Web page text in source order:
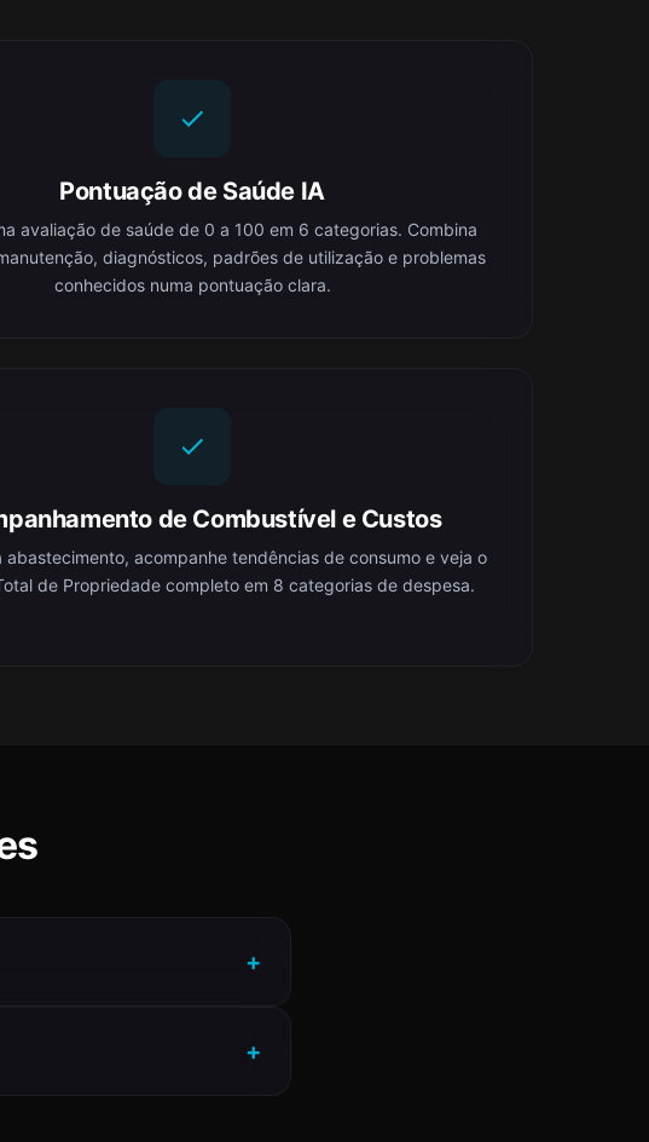
Pontuação de Saúde IA
avaliação de saúde de 0 a 100 em 6 categorias. Combina
diagnósticos, padrões de utilização e problemas
conhecidos numa pontuação clara.
de Combustível e Custos
abastecimento, acompanhe tendências de consumo e veja o
de Propriedade completo em 8 categorias de despesa.